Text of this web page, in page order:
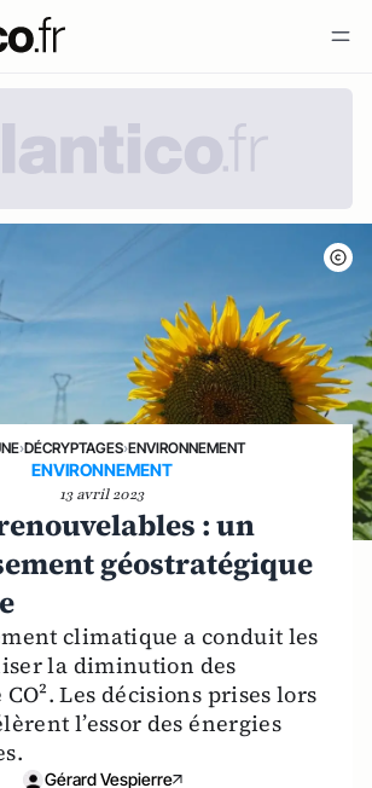
›DÉCRYPTAGES›ENVIRONNEMENT
ENVIRONNEMENT
13 avril 2023
: un
géostratégique
climatique a conduit les
la diminution des
Les décisions prises lors
l’essor des énergies
Gérard Vespierre